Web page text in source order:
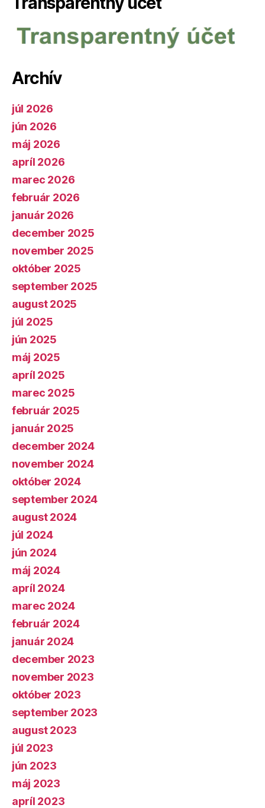
Archív
júl 2026
jún 2026
máj 2026
apríl 2026
marec 2026
február 2026
január 2026
december 2025
november 2025
október 2025
september 2025
august 2025
júl 2025
jún 2025
máj 2025
apríl 2025
marec 2025
február 2025
január 2025
december 2024
november 2024
október 2024
september 2024
august 2024
júl 2024
jún 2024
máj 2024
apríl 2024
marec 2024
február 2024
január 2024
december 2023
november 2023
október 2023
september 2023
august 2023
júl 2023
jún 2023
máj 2023
apríl 2023